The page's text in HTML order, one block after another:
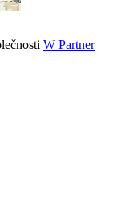
W Partner